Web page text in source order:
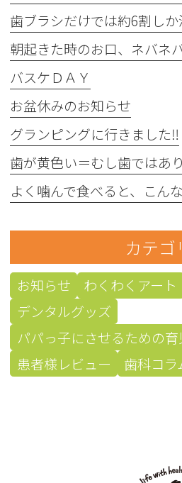
バスケＤＡＹ
お盆休みのお知らせ
グランピングに行きました‼︎
カテゴ
お知らせ わくわくアート
デンタルグッズ
パパっ子にさせるための
患者様レビュー
歯科コラ